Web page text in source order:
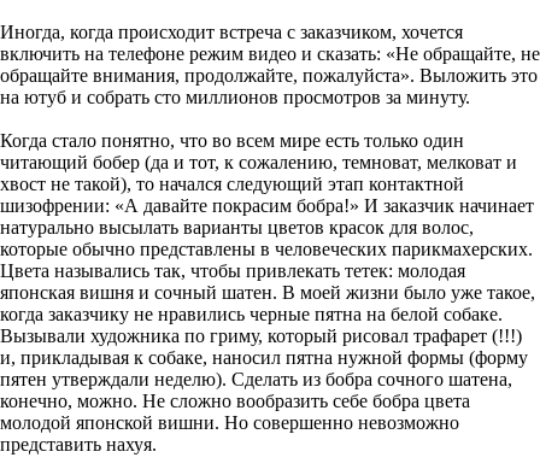
Иногда, когда происходит встреча с заказчиком, хочется
включить на телефоне режим видео и сказать: «Не обращайте, не
обращайте внимания, продолжайте, пожалуйста». Выложить это
на ютуб и собрать сто миллионов просмотров за минуту.
Когда стало понятно, что во всем мире есть только один
читающий бобер (да и тот, к сожалению, темноват, мелковат и
хвост не такой), то начался следующий этап контактной
шизофрении: «А давайте покрасим бобра!» И заказчик начинает
натурально высылать варианты цветов красок для волос,
которые обычно представлены в человеческих парикмахерских.
Цвета назывались так, чтобы привлекать тетек: молодая
японская вишня и сочный шатен. В моей жизни было уже такое,
когда заказчику не нравились черные пятна на белой собаке.
Вызывали художника по гриму, который рисовал трафарет (!!!)
и, прикладывая к собаке, наносил пятна нужной формы (форму
пятен утверждали неделю). Сделать из бобра сочного шатена,
конечно, можно. Не сложно вообразить себе бобра цвета
молодой японской вишни. Но совершенно невозможно
представить нахуя.